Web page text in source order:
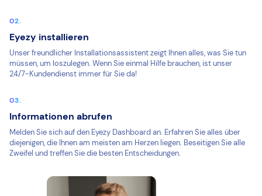
Eyezy installieren
Unser freundlicher Installationsassistent zeigt Ihnen alles, was Sie tun
müssen, um loszulegen. Wenn Sie einmal Hilfe brauchen, ist unser
24/7-Kundendienst immer für Sie da!
Informationen abrufen
Melden Sie sich auf den Eyezy Dashboard an. Erfahren Sie alles über
diejenigen, die Ihnen am meisten am Herzen liegen. Beseitigen Sie alle
Zweifel und treffen Sie die besten Entscheidungen.